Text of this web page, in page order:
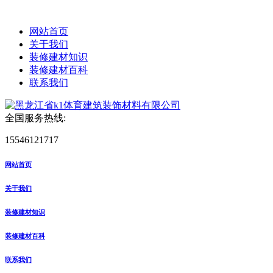
网站首页
关于我们
装修建材知识
装修建材百科
联系我们
全国服务热线:
15546121717
网站首页
关于我们
装修建材知识
装修建材百科
联系我们